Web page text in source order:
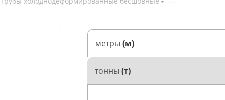
метры (м)
тонны (т)